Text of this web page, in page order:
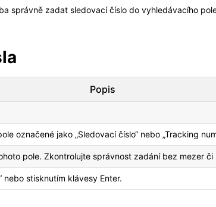
správně zadat sledovací číslo do vyhledávacího
Popis
označené jako „Sledovací číslo“ nebo „Tracking
pole. Zkontrolujte správnost zadání bez mezer či
stisknutím klávesy Enter.